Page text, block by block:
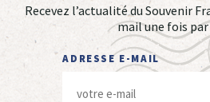
Recevez l’actualité du Souvenir
mail une fois
ADRESSE E-MAIL